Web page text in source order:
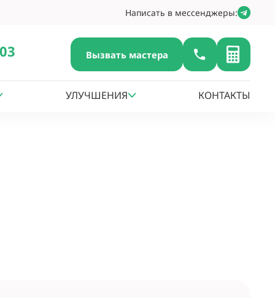
Написать в мессенджеры:
Вызвать мастера
УЛУЧШЕНИЯ КОНТАКТЫ